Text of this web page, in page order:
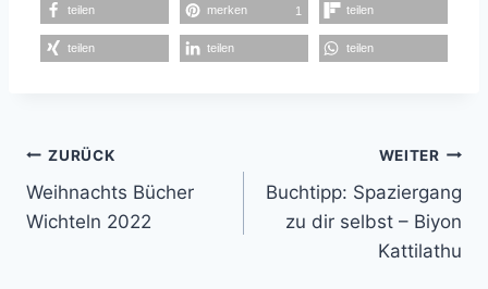
teilen merken 1 teilen
teilen teilen teilen
Beitragsnavigation
ZURÜCK
Weihnachts Bücher
Wichteln 2022
WEITER
Buchtipp: Spaziergang
zu dir selbst – Biyon
Kattilathu